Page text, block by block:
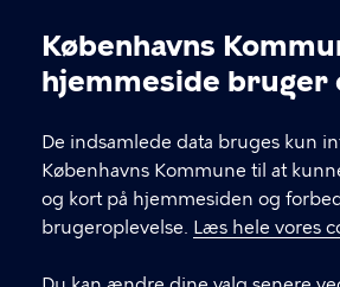
Københavns
hjemmeside bruger
De indsamlede data bruges kun
Københavns Kommune til at
og kort på hjemmesiden og
brugeroplevelse. Læs hele vores
Islands Brygge 18, 2300
EAN: 5798 0097 80584
LINKS
FAQ